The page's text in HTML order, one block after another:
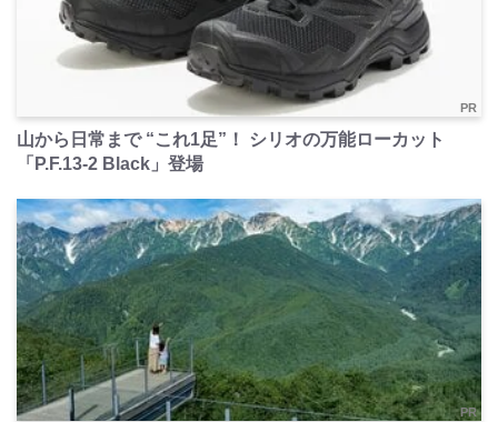
PR
山から日常まで “これ1足”！ シリオの万能ローカット
「P.F.13-2 Black」登場
PR